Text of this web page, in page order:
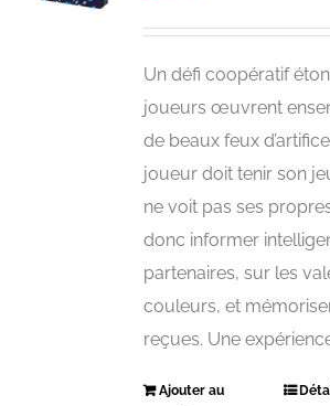
Un défi coopératif
joueurs œuvrent
de beaux feux
joueur doit tenir son
ne voit pas ses
donc informer
partenaires, sur les
couleurs, et
reçues. Une
Ajouter au